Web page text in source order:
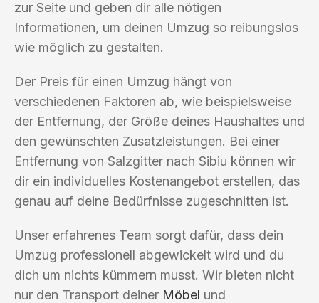
zur Seite und geben dir alle nötigen
Informationen, um deinen Umzug so reibungslos
wie möglich zu gestalten.
Der Preis für einen Umzug hängt von
verschiedenen Faktoren ab, wie beispielsweise
der Entfernung, der Größe deines Haushaltes und
den gewünschten Zusatzleistungen. Bei einer
Entfernung von Salzgitter nach Sibiu können wir
dir ein individuelles Kostenangebot erstellen, das
genau auf deine Bedürfnisse zugeschnitten ist.
Unser erfahrenes Team sorgt dafür, dass dein
Umzug professionell abgewickelt wird und du
dich um nichts kümmern musst. Wir bieten nicht
nur den Transport deiner Möbel und